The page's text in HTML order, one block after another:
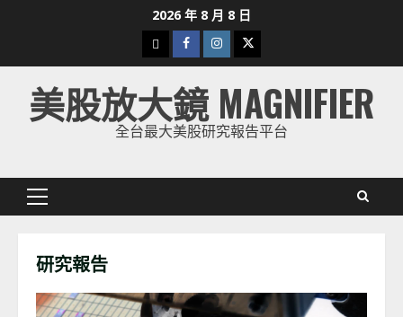
2026 年 8 月 8 日
下
載
美
股
Facebook
Instagram
Twitter
美股放大鏡 MAGNIFIER
全台最大美股研究報告平台
Primary
研究報告